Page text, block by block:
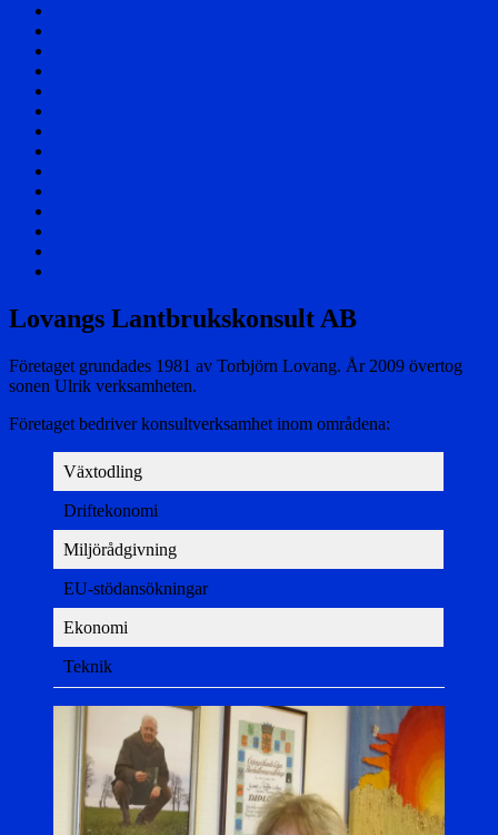
karta
Lovangs Lantbrukskonsult AB
Företaget grundades 1981 av Torbjörn Lovang. År 2009 övertog
sonen Ulrik verksamheten.
Företaget bedriver konsultverksamhet inom områdena:
Växtodling
Driftekonomi
Miljörådgivning
EU-stödansökningar
Ekonomi
Teknik